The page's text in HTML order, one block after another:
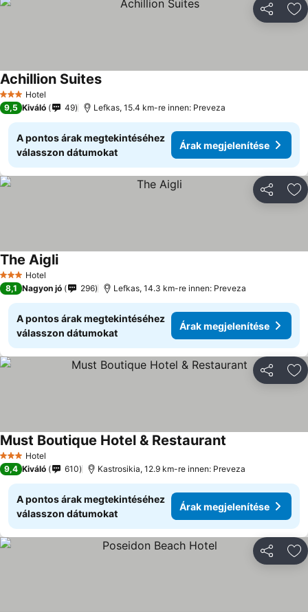
3 Kategória
Hotel
Achillion Suites
9,5 Kiváló 49 Lefkas, 15.4 km-re innen: Preveza
A pontos árak megtekintéséhez
válasszon dátumokat
Árak megjelenítése
3 Kategória
Hotel
The Aigli
8,1 Nagyon jó 296 Lefkas, 14.3 km-re innen: Preveza
A pontos árak megtekintéséhez
válasszon dátumokat
Árak megjelenítése
3 Kategória
Hotel
Must Boutique Hotel & Restaurant
9,4 Kiváló 610 Kastrosikia, 12.9 km-re innen: Preveza
A pontos árak megtekintéséhez
válasszon dátumokat
Árak megjelenítése